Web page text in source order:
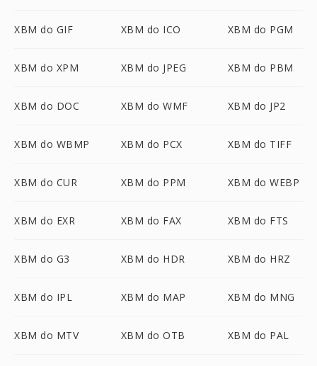
XBM do GIF XBM do ICO XBM do PGM
XBM do XPM XBM do JPEG XBM do PBM
XBM do DOC XBM do WMF XBM do JP2
XBM do WBMP XBM do PCX XBM do TIFF
XBM do CUR XBM do PPM XBM do WEBP
XBM do EXR XBM do FAX XBM do FTS
XBM do G3 XBM do HDR XBM do HRZ
XBM do IPL XBM do MAP XBM do MNG
XBM do MTV XBM do OTB XBM do PAL